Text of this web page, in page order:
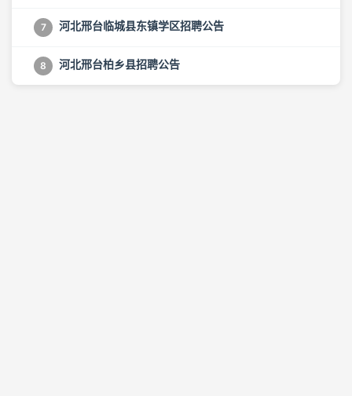
7 河北邢台临城县东镇学区招聘公告
8 河北邢台柏乡县招聘公告